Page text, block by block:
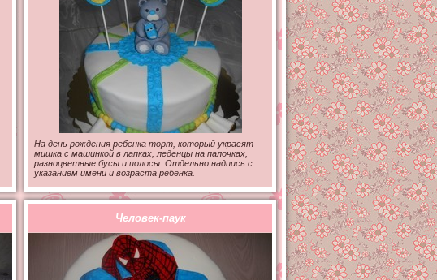
На день рождения ребенка торт, который украсят
мишка с машинкой в лапках, леденцы на палочках,
разноцветные бусы и полосы. Отдельно надпись с
указанием имени и возраста ребенка.
Человек-паук